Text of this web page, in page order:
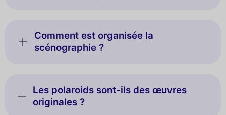
Comment est organisée la
scénographie ?
Les polaroids sont-ils des œuvres
originales ?